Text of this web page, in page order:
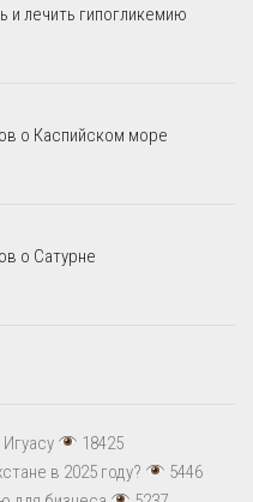
и лечить гипогликемию
о Каспийском море
о Сатурне
18425
в 2025 году?
5446